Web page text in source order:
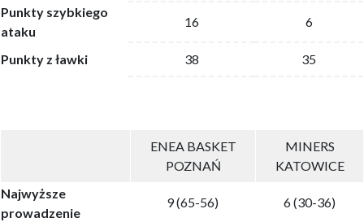
Punkty szybkiego
ataku
16 6
Punkty z ławki 38 35
ENEA BASKET
POZNAŃ
MINERS
KATOWICE
Najwyższe
prowadzenie
9 (65-56) 6 (30-36)